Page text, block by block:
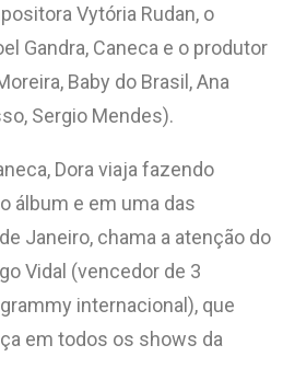
Vytória Rudan, o
Gandra, Caneca e o produtor
Baby do Brasil, Ana
Sergio Mendes).
Dora viaja fazendo
álbum e em uma das
Janeiro, chama a atenção do
Vidal (vencedor de 3
internacional), que
em todos os shows da